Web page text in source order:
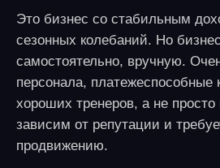
9. Пекарня + производство
полуфабрикатов